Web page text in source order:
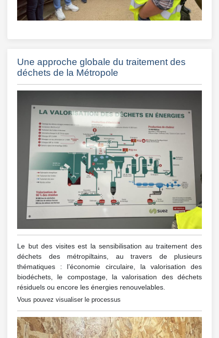
Une approche globale du traitement des
déchets de la Métropole
Le but des visites est la sensibilisation au traitement des
déchets des métropiltains, au travers de plusieurs
thématiques : l’économie circulaire, la valorisation des
biodéchets, le compostage, la valorisation des déchets
résiduels ou encore les énergies renouvelables.
Vous pouvez visualiser le processus